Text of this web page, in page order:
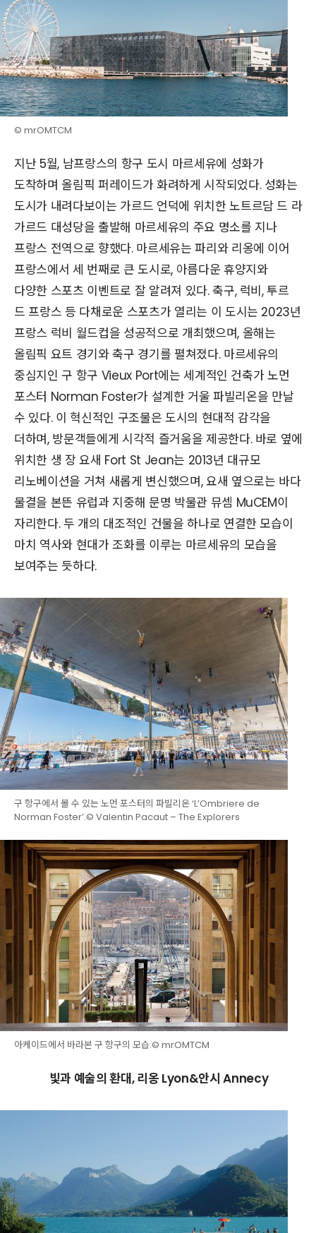
© mrOMTCM
지난 5월, 남프랑스의 항구 도시 마르세유에 성화가
도착하며 올림픽 퍼레이드가 화려하게 시작되었다. 성화는
도시가 내려다보이는 가르드 언덕에 위치한 노트르담 드 라
가르드 대성당을 출발해 마르세유의 주요 명소를 지나
프랑스 전역으로 향했다. 마르세유는 파리와 리옹에 이어
프랑스에서 세 번째로 큰 도시로, 아름다운 휴양지와
다양한 스포츠 이벤트로 잘 알려져 있다. 축구, 럭비, 투르
드 프랑스 등 다채로운 스포츠가 열리는 이 도시는 2023년
프랑스 럭비 월드컵을 성공적으로 개최했으며, 올해는
올림픽 요트 경기와 축구 경기를 펼쳐졌다. 마르세유의
중심지인 구 항구 Vieux Port에는 세계적인 건축가 노먼
포스터 Norman Foster가 설계한 거울 파빌리온을 만날
수 있다. 이 혁신적인 구조물은 도시의 현대적 감각을
더하며, 방문객들에게 시각적 즐거움을 제공한다. 바로 옆에
위치한 생 장 요새 Fort St Jean는 2013년 대규모
리노베이션을 거쳐 새롭게 변신했으며, 요새 옆으로는 바다
물결을 본뜬 유럽과 지중해 문명 박물관 뮤셈 MuCEM이
자리한다. 두 개의 대조적인 건물을 하나로 연결한 모습이
마치 역사와 현대가 조화를 이루는 마르세유의 모습을
보여주는 듯하다.
구 항구에서 볼 수 있는 노먼 포스터의 파빌리온 ‘L’Ombriere de
Norman Foster’.© Valentin Pacaut – The Explorers
아케이드에서 바라본 구 항구의 모습.© mrOMTCM
빛과 예술의 환대, 리옹 Lyon&안시 Annecy